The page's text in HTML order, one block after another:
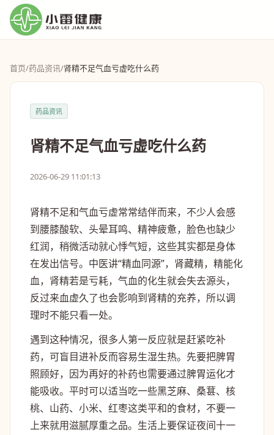
首页/药品资讯/肾精不足气血亏虚吃什么药
药品资讯
肾精不足气血亏虚吃什么药
2026-06-29 11:01:13
肾精不足和气血亏虚常常结伴而来，不少人会感
到腰膝酸软、头晕耳鸣、精神疲惫，脸色也缺少
红润，稍微活动就心悸气短，这些其实都是身体
在发出信号。中医讲“精血同源”，肾藏精，精能化
血，肾精若是亏耗，气血的化生就会失去源头，
反过来血虚久了也会影响到肾精的充养，所以调
理时不能只看一处。
遇到这种情况，很多人第一反应就是赶紧吃补
药，可盲目进补反而容易生湿生热。先要把脾胃
照顾好，因为再好的补药也需要通过脾胃运化才
能吸收。平时可以适当吃一些黑芝麻、桑葚、核
桃、山药、小米、红枣这类平和的食材，不要一
上来就用滋腻厚重之品。生活上要保证夜间十一